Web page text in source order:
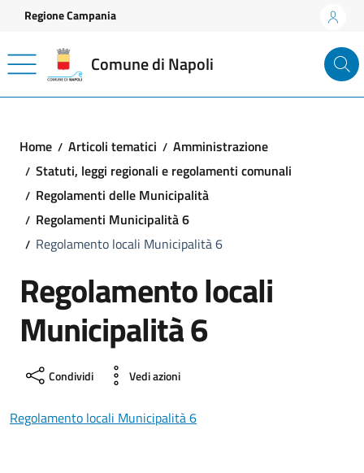
Vai ai contenuti
Vai al footer
Regione Campania
Comune di Napoli
Home Articoli tematici
Amministrazione
Statuti, leggi regionali e regolamenti comunali
Regolamenti delle Municipalità
Regolamenti Municipalità 6
Regolamento locali Municipalità 6
Regolamento locali
Municipalità 6
Condividi Vedi azioni
Regolamento locali Municipalità 6